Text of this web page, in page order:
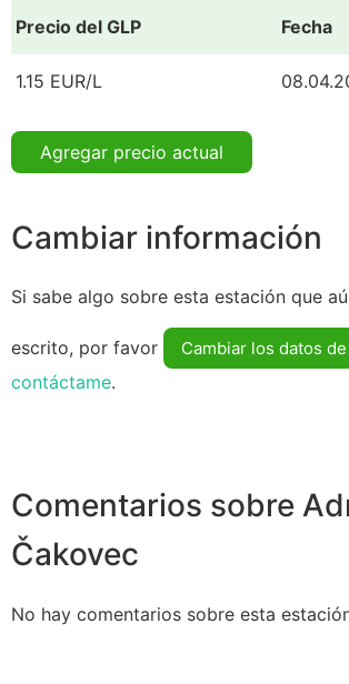
Precio del GLP Fecha
1.15 EUR/L
Agregar precio actual
Cambiar información
Si sabe algo sobre esta estación que
escrito, por favor Cambiar los datos
contáctame.
Comentarios sobre
Čakovec
No hay comentarios sobre esta